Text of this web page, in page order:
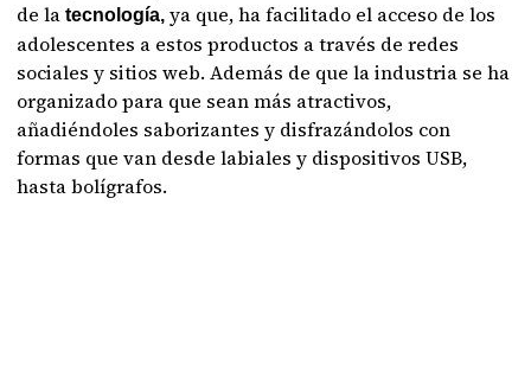
de la tecnología, ya que, ha facilitado el acceso de los
adolescentes a estos productos a través de redes
sociales y sitios web. Además de que la industria se ha
organizado para que sean más atractivos,
añadiéndoles saborizantes y disfrazándolos con
formas que van desde labiales y dispositivos USB,
hasta bolígrafos.